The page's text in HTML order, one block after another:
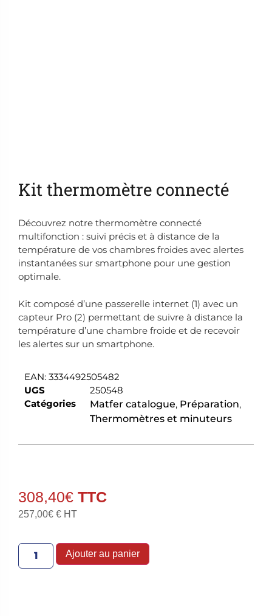
Kit thermomètre connecté
Découvrez notre thermomètre connecté
multifonction : suivi précis et à distance de la
température de vos chambres froides avec alertes
instantanées sur smartphone pour une gestion
optimale.
Kit composé d’une passerelle internet (1) avec un
capteur Pro (2) permettant de suivre à distance la
température d’une chambre froide et de recevoir
les alertes sur un smartphone.
EAN: 3334492505482
UGS
250548
Catégories
Matfer catalogue, Préparation,
Thermomètres et minuteurs
308,40€
257,00€ € HT
Ajouter au panier